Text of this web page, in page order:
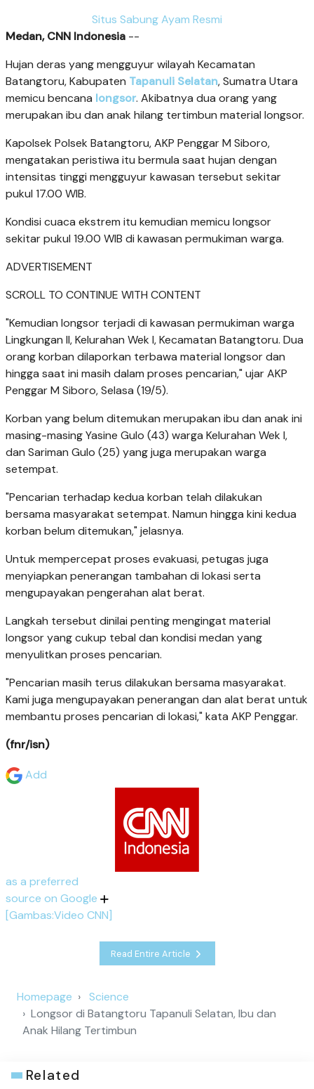
Situs Sabung Ayam Resmi
Medan, CNN Indonesia --
Hujan deras yang mengguyur wilayah Kecamatan
Batangtoru, Kabupaten Tapanuli Selatan, Sumatra Utara
memicu bencana longsor. Akibatnya dua orang yang
merupakan ibu dan anak hilang tertimbun material longsor.
Kapolsek Polsek Batangtoru, AKP Penggar M Siboro,
mengatakan peristiwa itu bermula saat hujan dengan
intensitas tinggi mengguyur kawasan tersebut sekitar
pukul 17.00 WIB.
Kondisi cuaca ekstrem itu kemudian memicu longsor
sekitar pukul 19.00 WIB di kawasan permukiman warga.
ADVERTISEMENT
SCROLL TO CONTINUE WITH CONTENT
"Kemudian longsor terjadi di kawasan permukiman warga
Lingkungan II, Kelurahan Wek I, Kecamatan Batangtoru. Dua
orang korban dilaporkan terbawa material longsor dan
hingga saat ini masih dalam proses pencarian," ujar AKP
Penggar M Siboro, Selasa (19/5).
Korban yang belum ditemukan merupakan ibu dan anak ini
masing-masing Yasine Gulo (43) warga Kelurahan Wek I,
dan Sariman Gulo (25) yang juga merupakan warga
setempat.
"Pencarian terhadap kedua korban telah dilakukan
bersama masyarakat setempat. Namun hingga kini kedua
korban belum ditemukan," jelasnya.
Untuk mempercepat proses evakuasi, petugas juga
menyiapkan penerangan tambahan di lokasi serta
mengupayakan pengerahan alat berat.
Langkah tersebut dinilai penting mengingat material
longsor yang cukup tebal dan kondisi medan yang
menyulitkan proses pencarian.
"Pencarian masih terus dilakukan bersama masyarakat.
Kami juga mengupayakan penerangan dan alat berat untuk
membantu proses pencarian di lokasi," kata AKP Penggar.
(fnr/isn)
Add
as a preferred
source on Google
[Gambas:Video CNN]
Read Entire Article
Homepage
Science
Longsor di Batangtoru Tapanuli Selatan, Ibu dan
Anak Hilang Tertimbun
Related